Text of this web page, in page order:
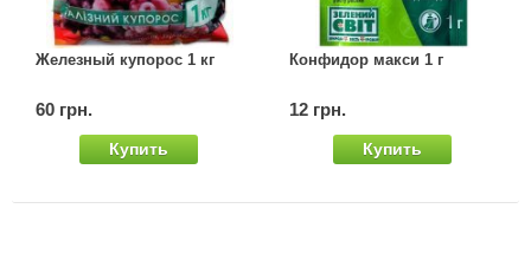
Железный купорос 1 кг
60 грн.
Купить
Конфидор макси 1 г
12 грн.
Купить